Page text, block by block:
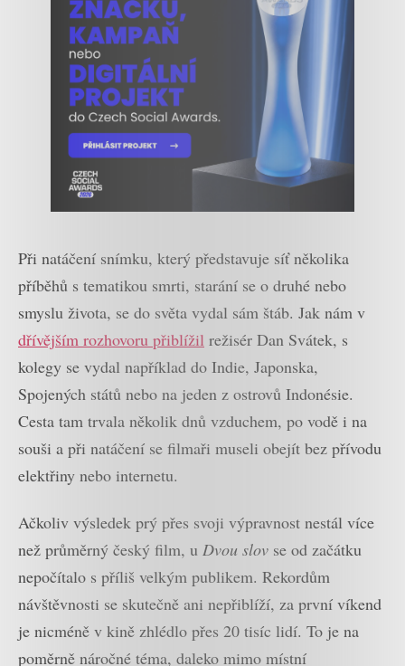
Při natáčení snímku, který představuje síť několika
příběhů s tematikou smrti, starání se o druhé nebo
smyslu života, se do světa vydal sám štáb. Jak nám v
dřívějším rozhovoru přiblížil režisér Dan Svátek, s
kolegy se vydal například do Indie, Japonska,
Spojených států nebo na jeden z ostrovů Indonésie.
Cesta tam trvala několik dnů vzduchem, po vodě i na
souši a při natáčení se filmaři museli obejít bez přívodu
elektřiny nebo internetu.
Ačkoliv výsledek prý přes svoji výpravnost nestál více
než průměrný český film, u Dvou slov se od začátku
nepočítalo s příliš velkým publikem. Rekordům
návštěvnosti se skutečně ani nepřiblíží, za první víkend
je nicméně v kině zhlédlo přes 20 tisíc lidí. To je na
poměrně náročné téma, daleko mimo místní